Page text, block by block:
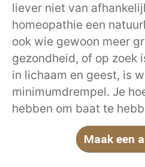
liever niet van
homeopathie een
ook wie gewoon meer
gezondheid, of op zoek
in lichaam en geest, is
minimumdrempel. Je
hebben om baat te
Maak een